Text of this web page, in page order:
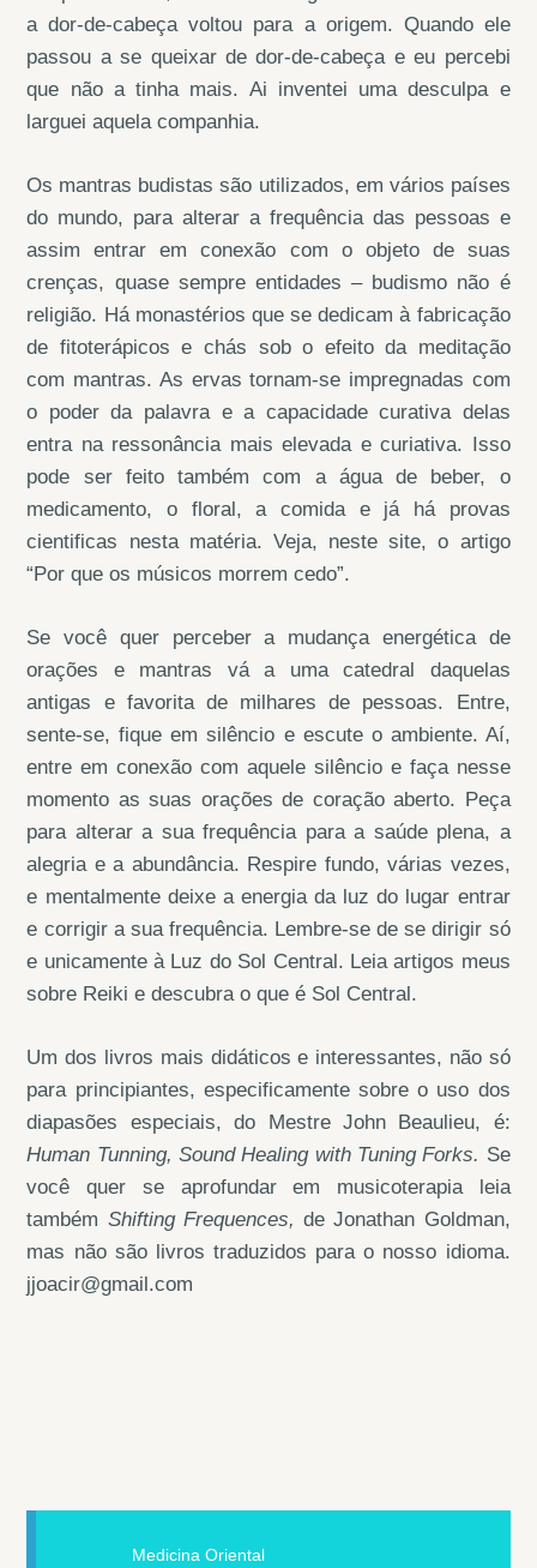
a dor-de-cabeça voltou para a origem. Quando ele
passou a se queixar de dor-de-cabeça e eu percebi
que não a tinha mais. Ai inventei uma desculpa e
larguei aquela companhia.
Os mantras budistas são utilizados, em vários países
do mundo, para alterar a frequência das pessoas e
assim entrar em conexão com o objeto de suas
crenças, quase sempre entidades – budismo não é
religião. Há monastérios que se dedicam à fabricação
de fitoterápicos e chás sob o efeito da meditação
com mantras. As ervas tornam-se impregnadas com
o poder da palavra e a capacidade curativa delas
entra na ressonância mais elevada e curiativa. Isso
pode ser feito também com a água de beber, o
medicamento, o floral, a comida e já há provas
cientificas nesta matéria. Veja, neste site, o artigo
“Por que os músicos morrem cedo”.
Se você quer perceber a mudança energética de
orações e mantras vá a uma catedral daquelas
antigas e favorita de milhares de pessoas. Entre,
sente-se, fique em silêncio e escute o ambiente. Aí,
entre em conexão com aquele silêncio e faça nesse
momento as suas orações de coração aberto. Peça
para alterar a sua frequência para a saúde plena, a
alegria e a abundância. Respire fundo, várias vezes,
e mentalmente deixe a energia da luz do lugar entrar
e corrigir a sua frequência. Lembre-se de se dirigir só
e unicamente à Luz do Sol Central. Leia artigos meus
sobre Reiki e descubra o que é Sol Central.
Um dos livros mais didáticos e interessantes, não só
para principiantes, especificamente sobre o uso dos
diapasões especiais, do Mestre John Beaulieu, é:
Human Tunning, Sound Healing with Tuning Forks. Se
você quer se aprofundar em musicoterapia leia
também Shifting Frequences, de Jonathan Goldman,
mas não são livros traduzidos para o nosso idioma.
jjoacir@gmail.com
Medicina Oriental